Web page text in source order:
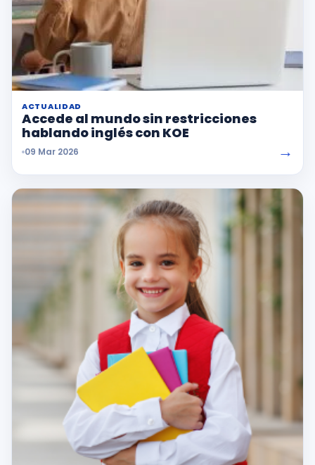
ACTUALIDAD
Accede al mundo sin restricciones
hablando inglés con KOE
09 Mar 2026 →